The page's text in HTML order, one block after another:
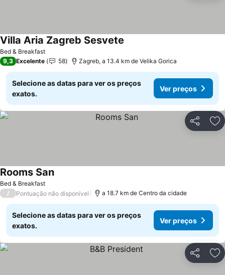
Bed & Breakfast
Villa Aria Zagreb Sesvete
9,3 Excelente 58 Zagreb, a 13.4 km de Velika Gorica
Selecione as datas para ver os preços
exatos.
Ver preços
Partilhar
Bed & Breakfast
Rooms SanVer preços
/ Pontuação não disponível a 18.7 km de Centro da cidade
Selecione as datas para ver os preços
exatos.
Ver preços
Partilhar